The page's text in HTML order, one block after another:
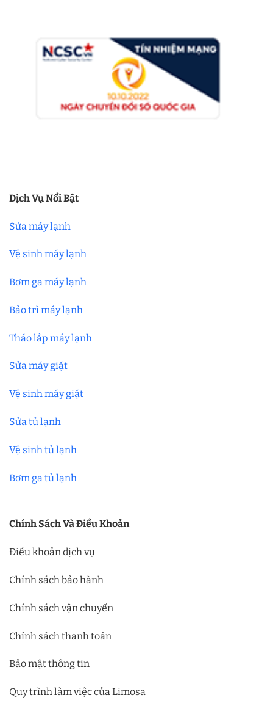
Dịch Vụ Nổi Bật
Sửa máy lạnh
Vệ sinh máy lạnh
Bơm ga máy lạnh
Bảo trì máy lạnh
Tháo lắp máy lạnh
Sửa máy giặt
Vệ sinh máy giặt
Sửa tủ lạnh
Vệ sinh tủ lạnh
Bơm ga tủ lạnh
Chính Sách Và Điều Khoản
Điều khoản dịch vụ
Chính sách bảo hành
Chính sách vận chuyển
Chính sách thanh toán
Bảo mật thông tin
Quy trình làm việc của Limosa